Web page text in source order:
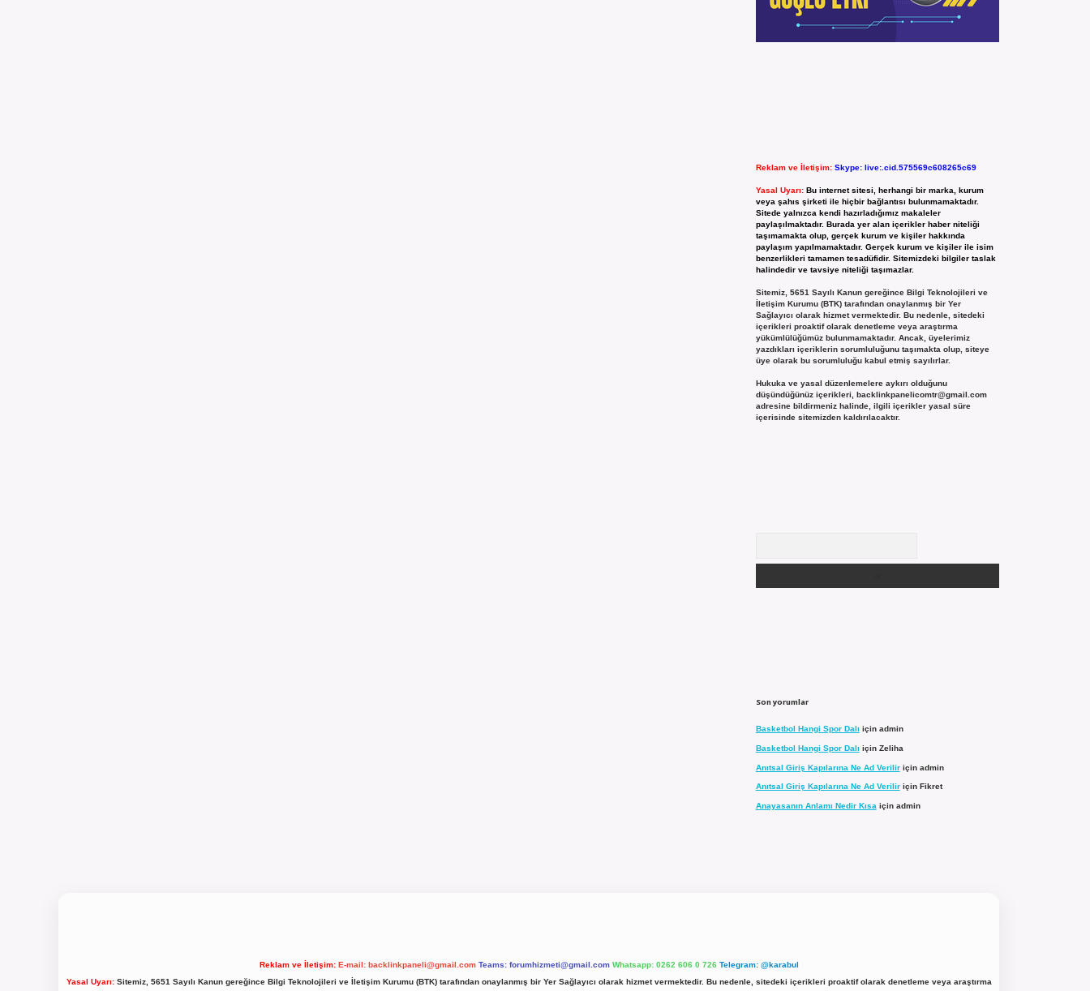
Reklam ve İletişim: Skype: live:.cid.575569c608265c69
Yasal Uyarı: Bu internet sitesi, herhangi bir marka, kurum
veya şahıs şirketi ile hiçbir bağlantısı bulunmamaktadır.
Sitede yalnızca kendi hazırladığımız makaleler
paylaşılmaktadır. Burada yer alan içerikler haber niteliği
taşımamakta olup, gerçek kurum ve kişiler hakkında
paylaşım yapılmamaktadır. Gerçek kurum ve kişiler ile isim
benzerlikleri tamamen tesadüfidir. Sitemizdeki bilgiler taslak
halindedir ve tavsiye niteliği taşımazlar.
Sitemiz, 5651 Sayılı Kanun gereğince Bilgi Teknolojileri ve
İletişim Kurumu (BTK) tarafından onaylanmış bir Yer
Sağlayıcı olarak hizmet vermektedir. Bu nedenle, sitedeki
içerikleri proaktif olarak denetleme veya araştırma
yükümlülüğümüz bulunmamaktadır. Ancak, üyelerimiz
yazdıkları içeriklerin sorumluluğunu taşımakta olup, siteye
üye olarak bu sorumluluğu kabul etmiş sayılırlar.
Hukuka ve yasal düzenlemelere aykırı olduğunu
düşündüğünüz içerikleri, backlinkpanelicomtr@gmail.com
adresine bildirmeniz halinde, ilgili içerikler yasal süre
içerisinde sitemizden kaldırılacaktır.
Son yorumlar
Basketbol Hangi Spor Dalı için admin
Basketbol Hangi Spor Dalı için Zeliha
Anıtsal Giriş Kapılarına Ne Ad Veriliriçin admin
Anıtsal Giriş Kapılarına Ne Ad Veriliriçin Fikret
Anayasanın Anlamı Nedir Kısa için admin
Reklam ve İletişim: E-mail: backlinkpaneli@gmail.com Teams: forumhizmeti@gmail.com Whatsapp: 0262 606 0 726 Telegram: @karabul
Yasal Uyarı:Sitemiz, 5651 Sayılı Kanun gereğince Bilgi Teknolojileri ve İletişim Kurumu (BTK) tarafından onaylanmış bir Yer Sağlayıcı olarak hizmet vermektedir. Bu nedenle, sitedeki içerikleri proaktif olarak denetleme veya araştırma